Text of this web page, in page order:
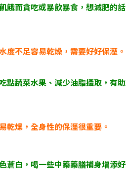
餓而貪吃或暴飲暴食，想減肥的
度不足容易乾燥，需要好好保溼。
點蔬菜水果、減少油脂攝取，有
乾燥，全身性的保溼很重要。
蒼白，喝一些中藥藥膳補身增添